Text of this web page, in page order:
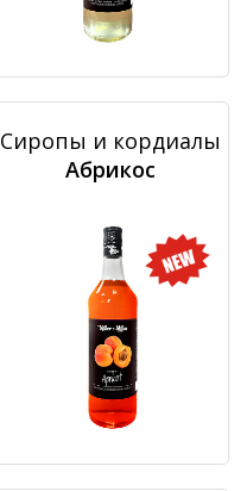
Сиропы и кордиалы
Абрикос